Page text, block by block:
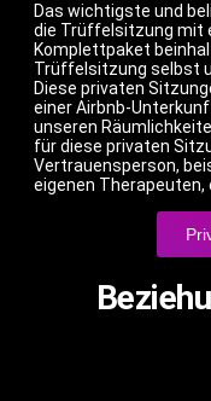
Das wichtigste und
die Trüffelsitzung mit
Komplettpaket
Trüffelsitzung selbst
Diese privaten
einer Airbnb-
unseren
für diese privaten
Vertrauensperson,
eigenen Therapeuten,